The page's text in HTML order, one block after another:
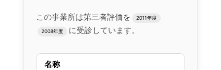
この事業所は第三者評価を 2011年度
2008年度 に受診しています。
名称